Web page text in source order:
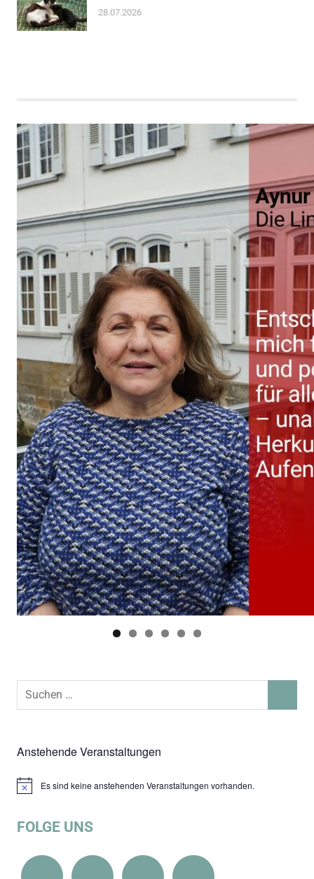
28.07.2026
Suchen
Anstehende Veranstaltungen
HinweisEs sind keine anstehenden Veranstaltungen vorhanden.
FOLGE UNS